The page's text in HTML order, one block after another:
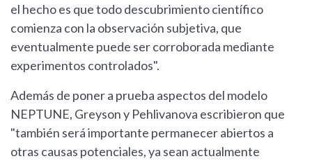
el hecho es que todo descubrimiento científico
comienza con la observación subjetiva, que
eventualmente puede ser corroborada mediante
experimentos controlados".
Además de poner a prueba aspectos del modelo
NEPTUNE, Greyson y Pehlivanova escribieron que
"también será importante permanecer abiertos a
otras causas potenciales, ya sean actualmente